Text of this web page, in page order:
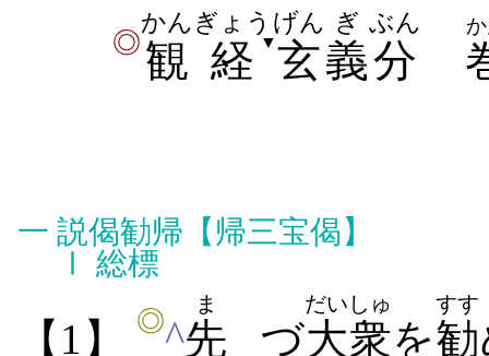
◎観
かん
経
ぎょう
▼玄
げん
義
ぎ
分
ぶん
一 説偈勧帰【 帰三宝偈 】
Ⅰ
総標
【1】 ◎^先
ま
づ大衆
だいしゅ
を勧
すす